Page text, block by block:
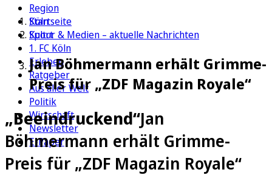
Region
Köln
Sport
1. FC Köln
Erleben
Ratgeber
Aus aller Welt
Politik
Wirtschaft
Newsletter
E-Paper
Startseite
Kultur & Medien – aktuelle Nachrichten
Jan Böhmermann erhält Grimme-
Preis für „ZDF Magazin Royale“
„Beeindruckend“Jan
Böhmermann erhält Grimme-
Preis für „ZDF Magazin Royale“